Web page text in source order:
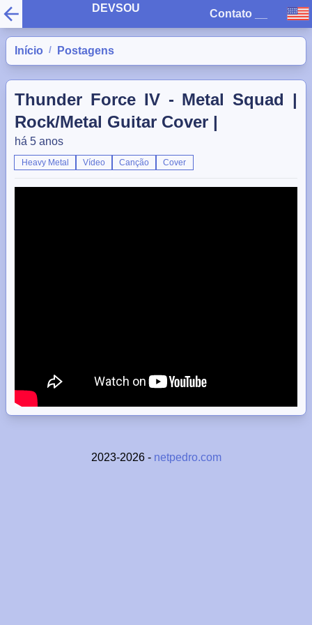
DEVSOU Contato
Início / Postagens
Thunder Force IV - Metal Squad |
Rock/Metal Guitar Cover |
há 5 anos
Heavy Metal Vídeo Canção Cover
2023-2026 - netpedro.com